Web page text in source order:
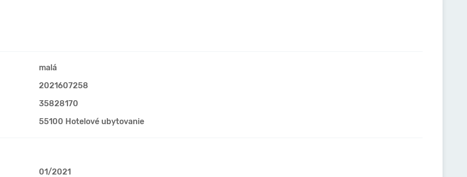
malá
2021607258
35828170
55100 Hotelové ubytovanie
01/2021